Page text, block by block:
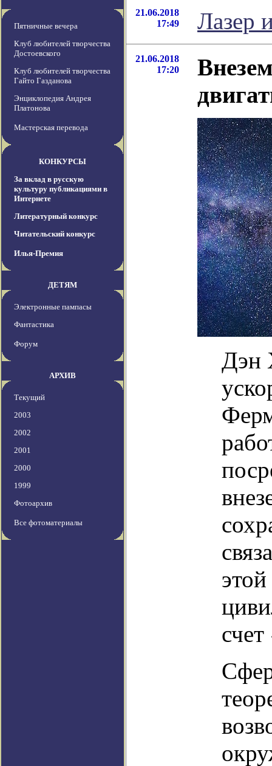
Пятничные вечера
Клуб любителей творчества
Достоевского
Клуб любителей творчества
Гайто Газданова
Энциклопедия Андрея
Платонова
Мастерская перевода
КОНКУРСЫ
За вклад в русскую
культуру публикациями в
Интернете
Литературный конкурс
Читательский конкурс
Илья-Премия
ДЕТЯМ
Электронные пампасы
Фантастика
Форум
АРХИВ
Текущий
2003
2002
2001
2000
1999
Фотоархив
Все фотоматериалы
21.06.2018
17:49
Лазер
21.06.2018
17:20
Дэн